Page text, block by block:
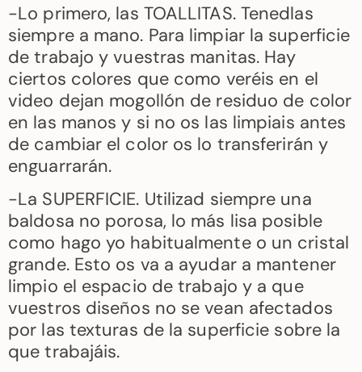
-Lo primero, las TOALLITAS. Tenedlas
siempre a mano. Para limpiar la superficie
de trabajo y vuestras manitas. Hay
ciertos colores que como veréis en el
video dejan mogollón de residuo de color
en las manos y si no os las limpiais antes
de cambiar el color os lo transferirán y
enguarrarán.
-La SUPERFICIE. Utilizad siempre una
baldosa no porosa, lo más lisa posible
como hago yo habitualmente o un cristal
grande. Esto os va a ayudar a mantener
limpio el espacio de trabajo y a que
vuestros diseños no se vean afectados
por las texturas de la superficie sobre la
que trabajáis.